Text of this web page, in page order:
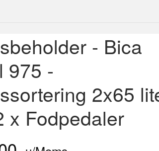
- Bica
975 -
2x65
x Fodpedaler